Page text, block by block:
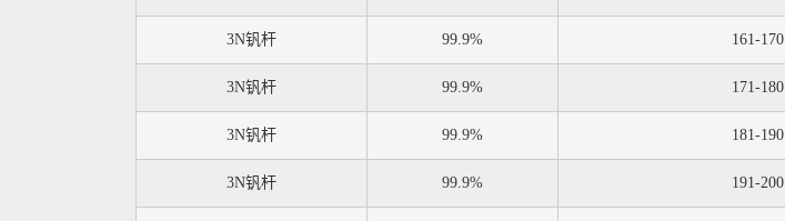
3N钒杆 99.9% 161-170
3N钒杆 99.9% 171-180
3N钒杆 99.9% 181-190
3N钒杆 99.9% 191-200